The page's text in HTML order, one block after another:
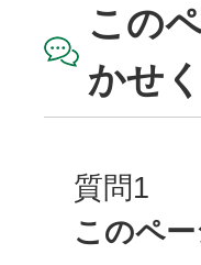
この
かせ
質問1
このペ